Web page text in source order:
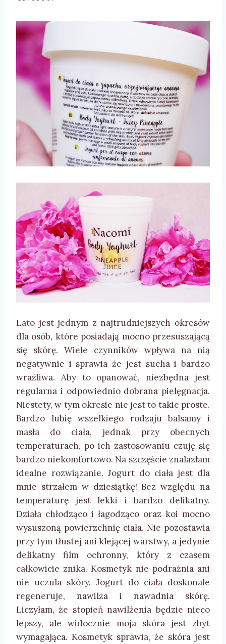
Lato jest jednym z najtrudniejszych okresów
dla osób, które posiadają mocno przesuszającą
się skórę. Wiele czynników wpływa na nią
negatywnie i sprawia że jest sucha i bardzo
wrażliwa. Aby to opanować, niezbędna jest
regularna i odpowiednio dobrana pielęgnacja.
Niestety, w tym okresie nie jest to takie proste.
Bardzo lubię wszelkiego rodzaju balsamy i
masła do ciała, jednak przy obecnych
temperaturach, po ich zastosowaniu czuję się
bardzo niekomfortowo. Na szczęście znalazłam
idealne rozwiązanie. Jogurt do ciała jest dla
mnie strzałem w dziesiątkę! Bez względu na
temperaturę jest lekki i bardzo delikatny.
Działa chłodząco i łagodząco oraz koi mocno
wysuszoną powierzchnię ciała. Nie pozostawia
przy tym tłustej ani klejącej warstwy, a jedynie
delikatny film ochronny, który z czasem
całkowicie znika. Kosmetyk nie podrażnia ani
nie uczula skóry. Jogurt do ciała doskonale
regeneruje, nawilża i nawadnia skórę.
Liczyłam, że stopień nawilżenia będzie nieco
lepszy, ale widocznie moja skóra jest zbyt
wymagająca. Kosmetyk sprawia, że skóra jest